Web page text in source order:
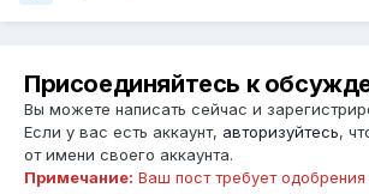
Присоединяйтесь к
Вы можете написать сейчас и
Если у вас есть аккаунт, авторизуйтесь,
от имени своего аккаунта.
Примечание: Ваш пост требует